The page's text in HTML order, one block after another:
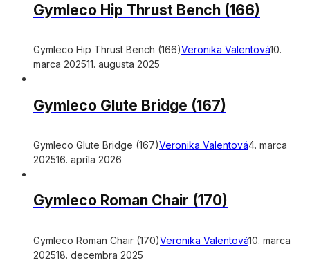
Gymleco Hip Thrust Bench (166)
Gymleco Hip Thrust Bench (166)Veronika Valentová10.
marca 202511. augusta 2025
Gymleco Glute Bridge (167)
Gymleco Glute Bridge (167)Veronika Valentová4. marca
202516. apríla 2026
Gymleco Roman Chair (170)
Gymleco Roman Chair (170)Veronika Valentová10. marca
202518. decembra 2025